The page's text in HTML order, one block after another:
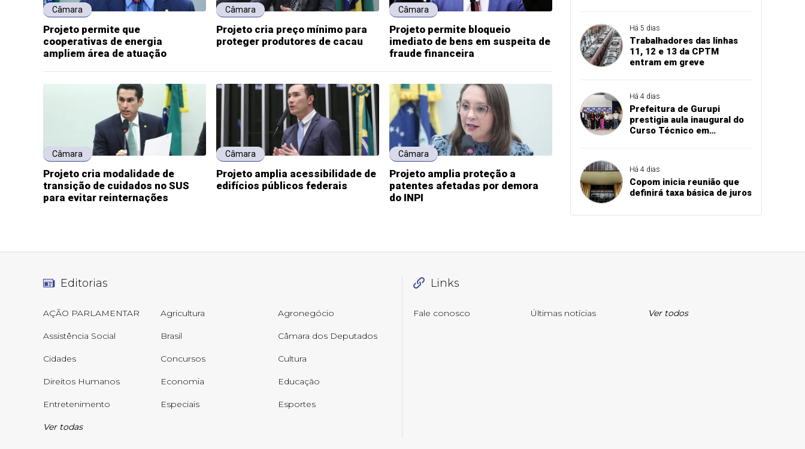
Câmara
Projeto permite que
cooperativas de energia
ampliem área de atuação
Câmara
Projeto cria preço mínimo para
proteger produtores de cacau
Câmara
Projeto permite bloqueio
imediato de bens em suspeita de
fraude financeira
Câmara
Projeto cria modalidade de
transição de cuidados no SUS
para evitar reinternações
Câmara
Projeto amplia acessibilidade de
edifícios públicos federais
Câmara
Projeto amplia proteção a
patentes afetadas por demora
do INPI
Há 5 dias
Trabalhadores das linhas
11, 12 e 13 da CPTM
entram em greve
Há 4 dias
Prefeitura de Gurupi
prestigia aula inaugural do
Curso Técnico em
Há 4 dias
Copom inicia reunião que
definirá taxa básica de juros
Editorias
AÇÃO PARLAMENTAR Agricultura Agronegócio
Assistência Social Brasil Câmara dos Deputados
Cidades Concursos Cultura
Direitos Humanos Economia Educação
Entretenimento Especiais Esportes
Ver todas
Links
Fale conosco Últimas notícias Ver todos